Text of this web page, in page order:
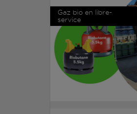
Gaz bio en libre-
service